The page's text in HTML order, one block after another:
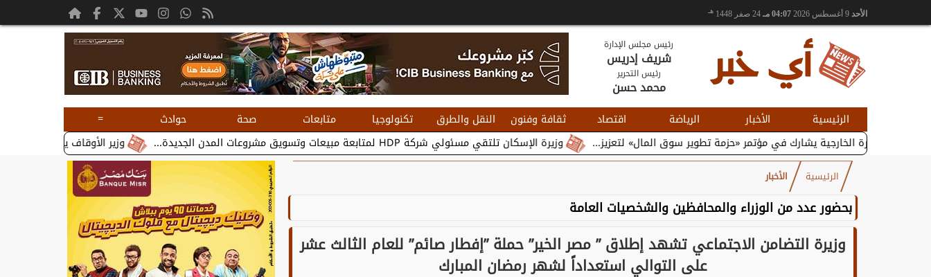
الأحد 04:07 مـ 24 صفر 1448 هـ
رئيس مجلس الإدارة
شريف إدريس
رئيس التحرير
محمد حسن
الرئيسية الأخبار الرياضة اقتصاد ثقافة وفنون النقل والطرق تكنولوجيا متابعات صحة حوادث
=
وزير الأوقاف يستقبل بطريرك الأقباط
وزيرة الإسكان تلتقي مسئولي شركة HDP لمتابعة مبيعات وتسويق مشروعات المدن الجديدة... الخارجية يشارك في مؤتمر «حزمة تطوير سوق المال» لتعزيز...
الرئيسية الأخبار
بحضور عدد من الوزراء والمحافظين والشخصيات العامة
وزيرة التضامن الاجتماعي تشهد إطلاق ” مصر الخير” حملة ”إفطار صائم” للعام الثالث عشر
على التوالي استعداداً لشهر رمضان المبارك